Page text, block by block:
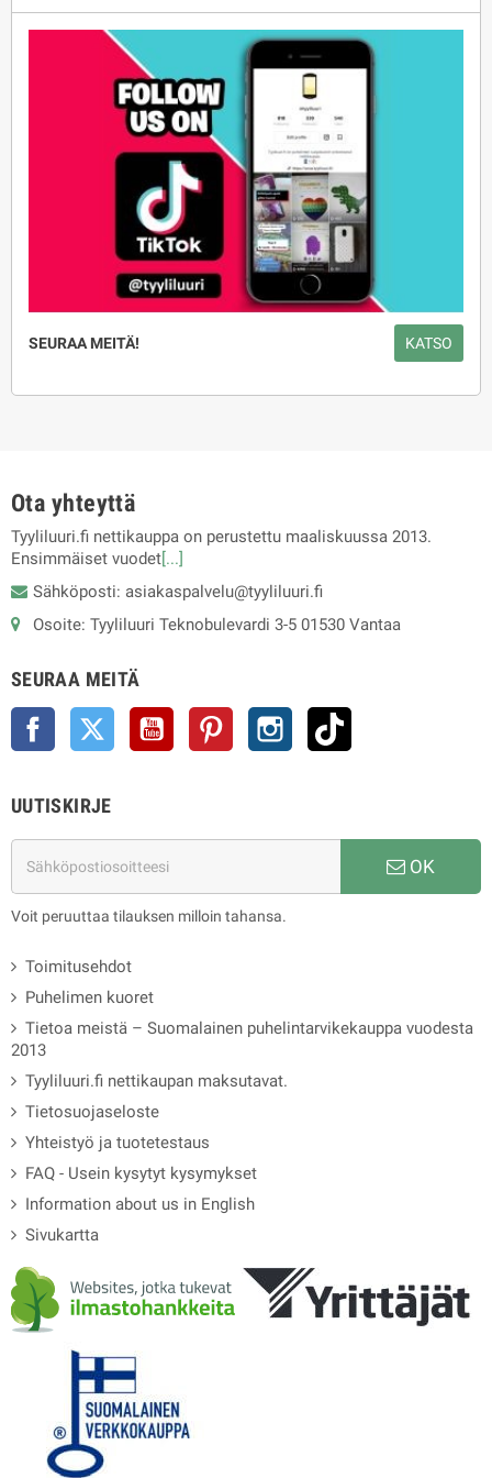
SEURAA MEITÄ! KATSO
Ota yhteyttä
Tyyliluuri.fi nettikauppa on perustettu maaliskuussa 2013.
Ensimmäiset vuodet [...]
Sähköposti: asiakaspalvelu@tyyliluuri.fi
Osoite: Tyyliluuri Teknobulevardi 3-5 01530 Vantaa
SEURAA MEITÄ
Facebook Twitter YouTube Pinterest Instagram
UUTISKIRJE
OK
Voit peruuttaa tilauksen milloin tahansa.
Toimitusehdot
Puhelimen kuoret
Tietoa meistä – Suomalainen puhelintarvikekauppa vuodesta
2013
Tyyliluuri.fi nettikaupan maksutavat.
Tietosuojaseloste
Yhteistyö ja tuotetestaus
FAQ - Usein kysytyt kysymykset
Information about us in English
Sivukartta